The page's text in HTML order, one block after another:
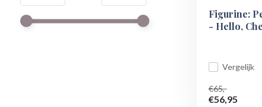
Figurine:
- Hello,
Vergelijk
€65,-
€56,95